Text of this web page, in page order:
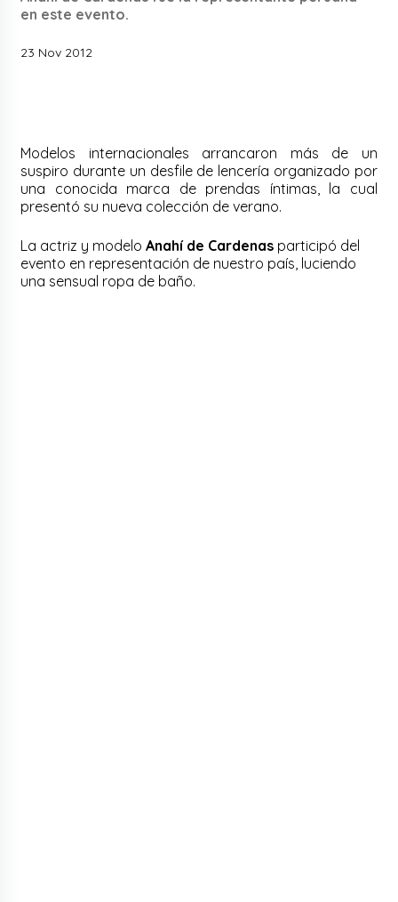
en este evento.
23 Nov 2012
Modelos internacionales arrancaron más de un
suspiro durante un desfile de lencería organizado por
una conocida marca de prendas íntimas, la cual
presentó su nueva colección de verano.
La actriz y modeloAnahí de Cardenas participó del
evento en representación de nuestro país, luciendo
una sensual ropa de baño.